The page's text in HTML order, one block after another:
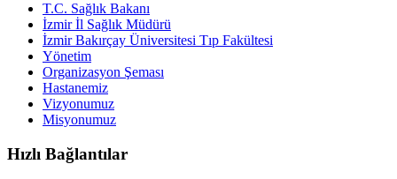
T.C. Sağlık Bakanı
İzmir İl Sağlık Müdürü
İzmir Bakırçay Üniversitesi Tıp Fakültesi
Yönetim
Organizasyon Şeması
Hastanemiz
Vizyonumuz
Misyonumuz
Hızlı Bağlantılar